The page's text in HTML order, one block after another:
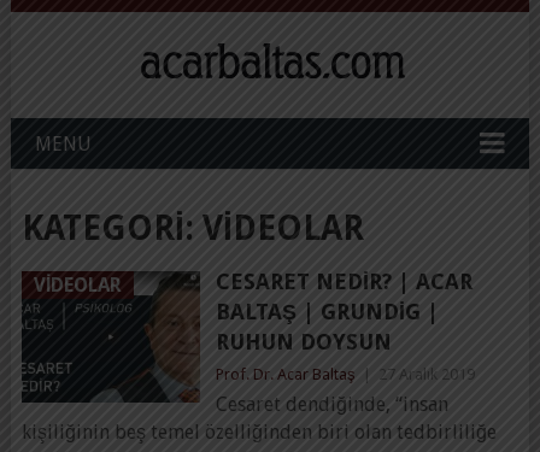
MENU
KATEGORI: VIDEOLAR
VIDEOLAR
CESARET NEDIR? | ACAR
BALTAŞ | GRUNDIG |
RUHUN DOYSUN
Prof. Dr. Acar Baltaş 27 Aralık 2019
Cesaret dendiğinde, “insan
kişiliğinin beş temel özelliğinden biri olan tedbirliliğe